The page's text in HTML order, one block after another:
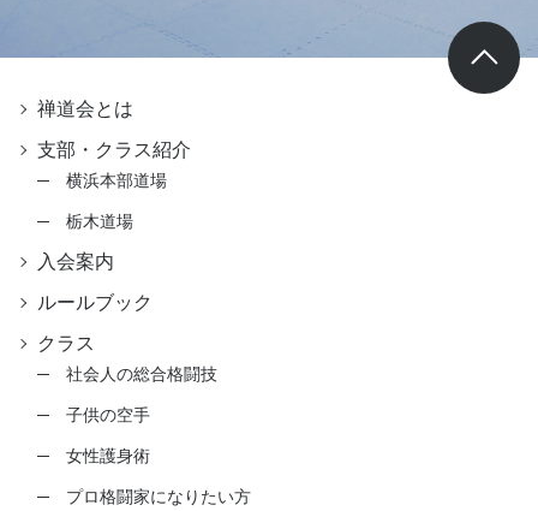
禅道会とは
支部・クラス紹介
横浜本部道場
栃木道場
入会案内
ルールブック
クラス
社会人の総合格闘技
子供の空手
女性護身術
プロ格闘家になりたい方